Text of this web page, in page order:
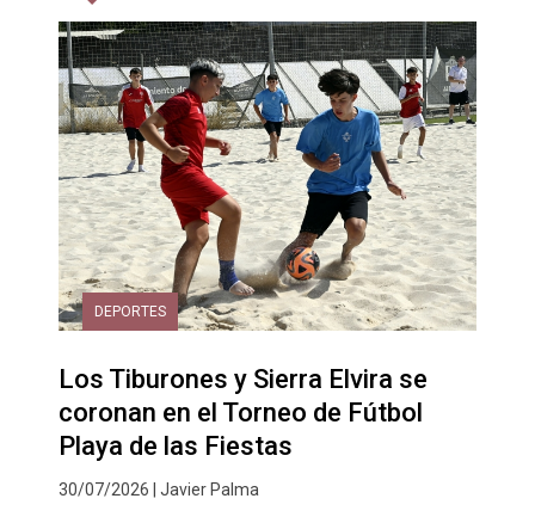
DEPORTES
Los Tiburones y Sierra Elvira se
coronan en el Torneo de Fútbol
Playa de las Fiestas
30/07/2026 | Javier Palma